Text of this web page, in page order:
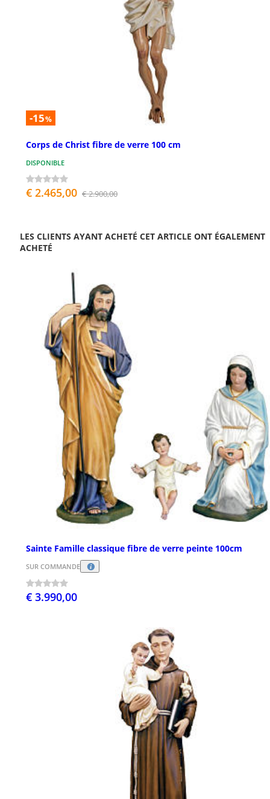
-15%
Corps de Christ fibre de verre 100 cm
DISPONIBLE
€ 2.465,00 € 2.900,00
LES CLIENTS AYANT ACHETÉ CET ARTICLE ONT ÉGALEMENT
ACHETÉ
Sainte Famille classique fibre de verre peinte 100cm
SUR COMMANDE
€ 3.990,00